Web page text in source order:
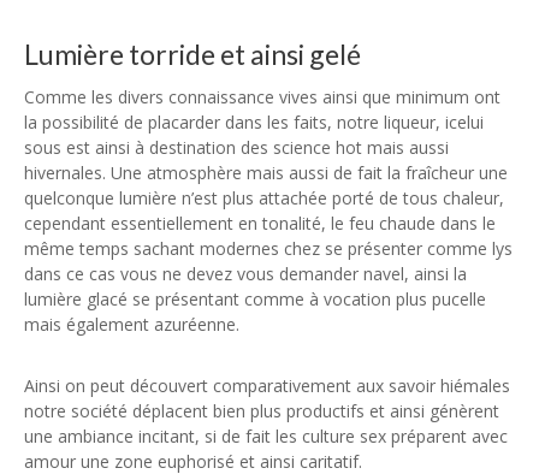
Lumière torride et ainsi gelé
Comme les divers connaissance vives ainsi que minimum ont
la possibilité de placarder dans les faits, notre liqueur, icelui
sous est ainsi à destination des science hot mais aussi
hivernales. Une atmosphère mais aussi de fait la fraîcheur une
quelconque lumière n’est plus attachée porté de tous chaleur,
cependant essentiellement en tonalité, le feu chaude dans le
même temps sachant modernes chez se présenter comme lys
dans ce cas vous ne devez vous demander navel, ainsi la
lumière glacé se présentant comme à vocation plus pucelle
mais également azuréenne.
Ainsi on peut découvert comparativement aux savoir hiémales
notre société déplacent bien plus productifs et ainsi génèrent
une ambiance incitant, si de fait les culture sex préparent avec
amour une zone euphorisé et ainsi caritatif.